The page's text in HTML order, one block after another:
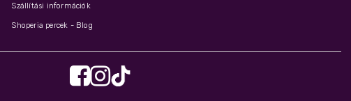
Szállítási információk
Shoperia percek - Blog